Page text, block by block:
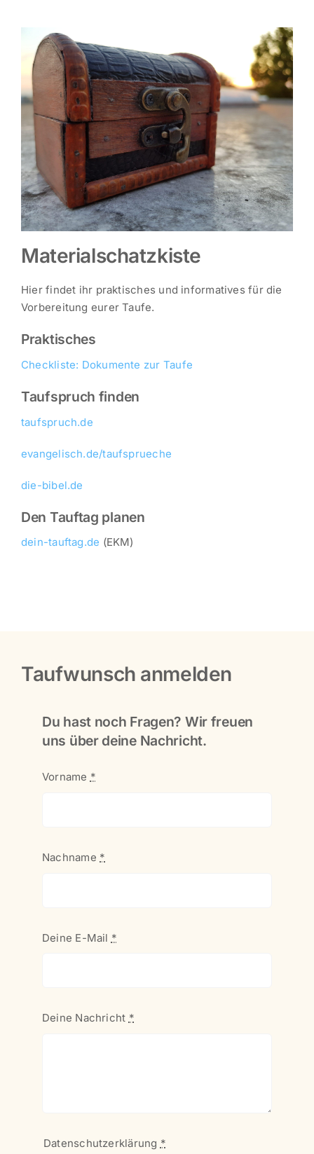
Materialschatzkiste
Hier findet ihr praktisches und informatives für die
Vorbereitung eurer Taufe.
Praktisches
Checkliste: Dokumente zur Taufe
Taufspruch finden
taufspruch.de
evangelisch.de/taufsprueche
die-bibel.de
Den Tauftag planen
dein-tauftag.de (EKM)
Taufwunsch anmelden
Du hast noch Fragen? Wir freuen
uns über deine Nachricht.
Vorname *
Nachname *
Deine E-Mail *
Deine Nachricht *
Datenschutzerklärung *